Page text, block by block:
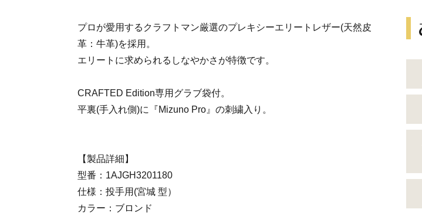
プロが愛用するクラフトマン厳選のプレキシーエリートレザー(天然皮
革：牛革)を採用。
エリートに求められるしなやかさが特徴です。
CRAFTED Edition専用グラブ袋付。
平裏(手入れ側)に『Mizuno Pro』の刺繍入り。
【製品詳細】
型番：1AJGH3201180
仕様：投手用(宮城 型）
カラー：ブロンド